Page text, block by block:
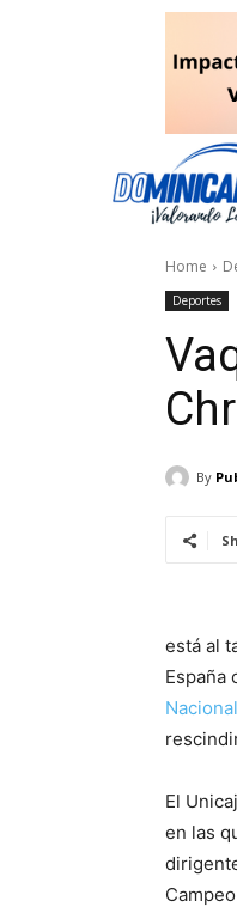
Home
Deportes
By
está al
España
El
en las